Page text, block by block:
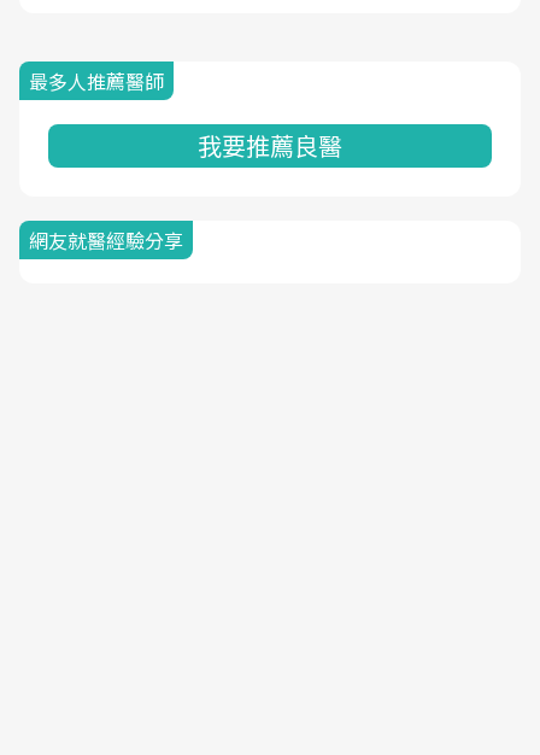
最多人推薦醫師
我要推薦良醫
網友就醫經驗分享